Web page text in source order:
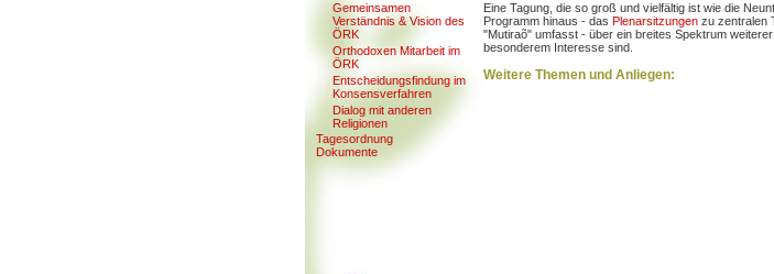
Gemeinsamen
Verständnis & Vision des
ÖRK
Orthodoxen Mitarbeit im
ÖRK
Entscheidungsfindung im
Konsensverfahren
Dialog mit anderen
Religionen
Tagesordnung
Dokumente
Eine Tagung, die so groß und vielfältig ist wie die
Programm hinaus - das Plenarsitzungen zu zentralen
"Mutiraõ" umfasst - über ein breites Spektrum
besonderem Interesse sind.
Weitere Themen und Anliegen: